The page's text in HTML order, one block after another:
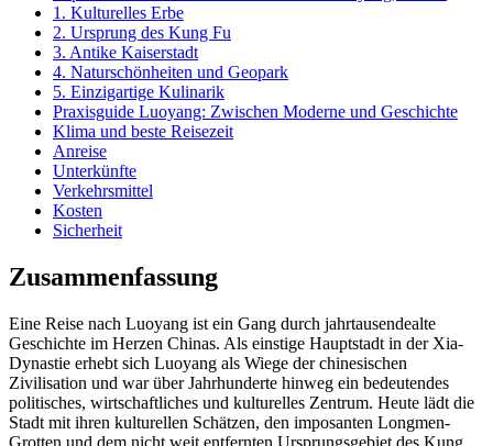
1. Kulturelles Erbe
2. Ursprung des Kung Fu
3. Antike Kaiserstadt
4. Naturschönheiten und Geopark
5. Einzigartige Kulinarik
Praxisguide Luoyang: Zwischen Moderne und Geschichte
Klima und beste Reisezeit
Anreise
Unterkünfte
Verkehrsmittel
Kosten
Sicherheit
Zusammenfassung
Eine Reise nach Luoyang ist ein Gang durch jahrtausendealte
Geschichte im Herzen Chinas. Als einstige Hauptstadt in der Xia-
Dynastie erhebt sich Luoyang als Wiege der chinesischen
Zivilisation und war über Jahrhunderte hinweg ein bedeutendes
politisches, wirtschaftliches und kulturelles Zentrum. Heute lädt die
Stadt mit ihren kulturellen Schätzen, den imposanten Longmen-
Grotten und dem nicht weit entfernten Ursprungsgebiet des Kung